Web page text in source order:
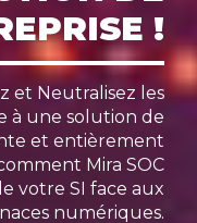
!
et Neutralisez les
à une solution de
et entièrement
Mira SOC
votre SI face aux
numériques.